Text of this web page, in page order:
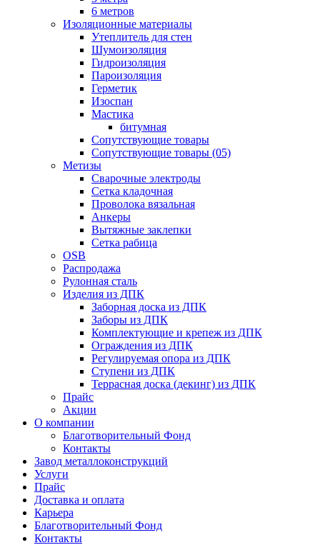
6 метров
Изоляционные материалы
Утеплитель для стен
Шумоизоляция
Гидроизоляция
Пароизоляция
Герметик
Изоспан
Мастика
битумная
Сопутствующие товары
Сопутствующие товары (05)
Метизы
Сварочные электроды
Сетка кладочная
Проволока вязальная
Анкеры
Вытяжные заклепки
Сетка рабица
OSB
Распродажа
Рулонная сталь
Изделия из ДПК
Заборная доска из ДПК
Заборы из ДПК
Комплектующие и крепеж из ДПК
Ограждения из ДПК
Регулируемая опора из ДПК
Ступени из ДПК
Террасная доска (декинг) из ДПК
Прайс
Акции
О компании
Благотворительный Фонд
Контакты
Завод металлоконструкций
Услуги
Прайс
Доставка и оплата
Карьера
Благотворительный Фонд
Контакты